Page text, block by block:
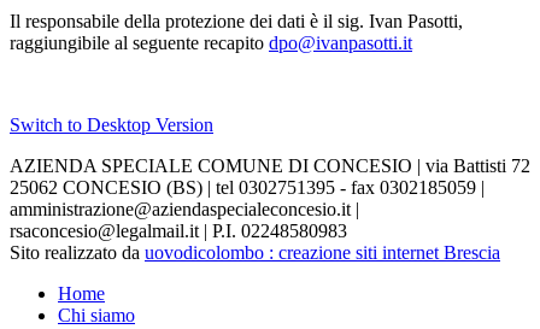
Il responsabile della protezione dei dati è il sig. Ivan Pasotti,
raggiungibile al seguente recapito dpo@ivanpasotti.it
Switch to Desktop Version
AZIENDA SPECIALE COMUNE DI CONCESIO | via Battisti 72
25062 CONCESIO (BS) | tel 0302751395 - fax 0302185059 |
amministrazione@aziendaspecialeconcesio.it |
rsaconcesio@legalmail.it | P.I. 02248580983
Sito realizzato da uovodicolombo : creazione siti internet Brescia
Home
Chi siamo